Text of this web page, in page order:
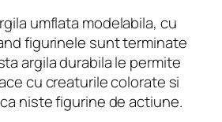
umflata modelabila, cu
figurinele sunt terminate
argila durabila le permite
cu creaturile colorate si
niste figurine de actiune.